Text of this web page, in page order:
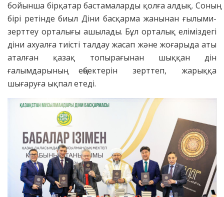
бойынша бірқатар бастамаларды қолға алдық. Соның
бірі ретінде биыл Діни басқарма жанынан ғылыми-
зерттеу орталығы ашылады. Бұл орталық еліміздегі
діни ахуалға тиісті талдау жасап және жоғарыда аты
аталған қазақ топырағынан шыққан дін
ғалымдарының еңбектерін зерттеп, жарыққа
шығаруға ықпал етеді.